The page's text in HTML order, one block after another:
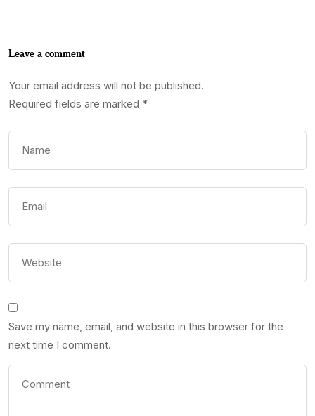
Leave a comment
Your email address will not be published.
Required fields are marked *
Save my name, email, and website in this browser for the
next time I comment.